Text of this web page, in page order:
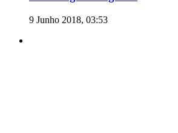
9 Junho 2018, 03:53